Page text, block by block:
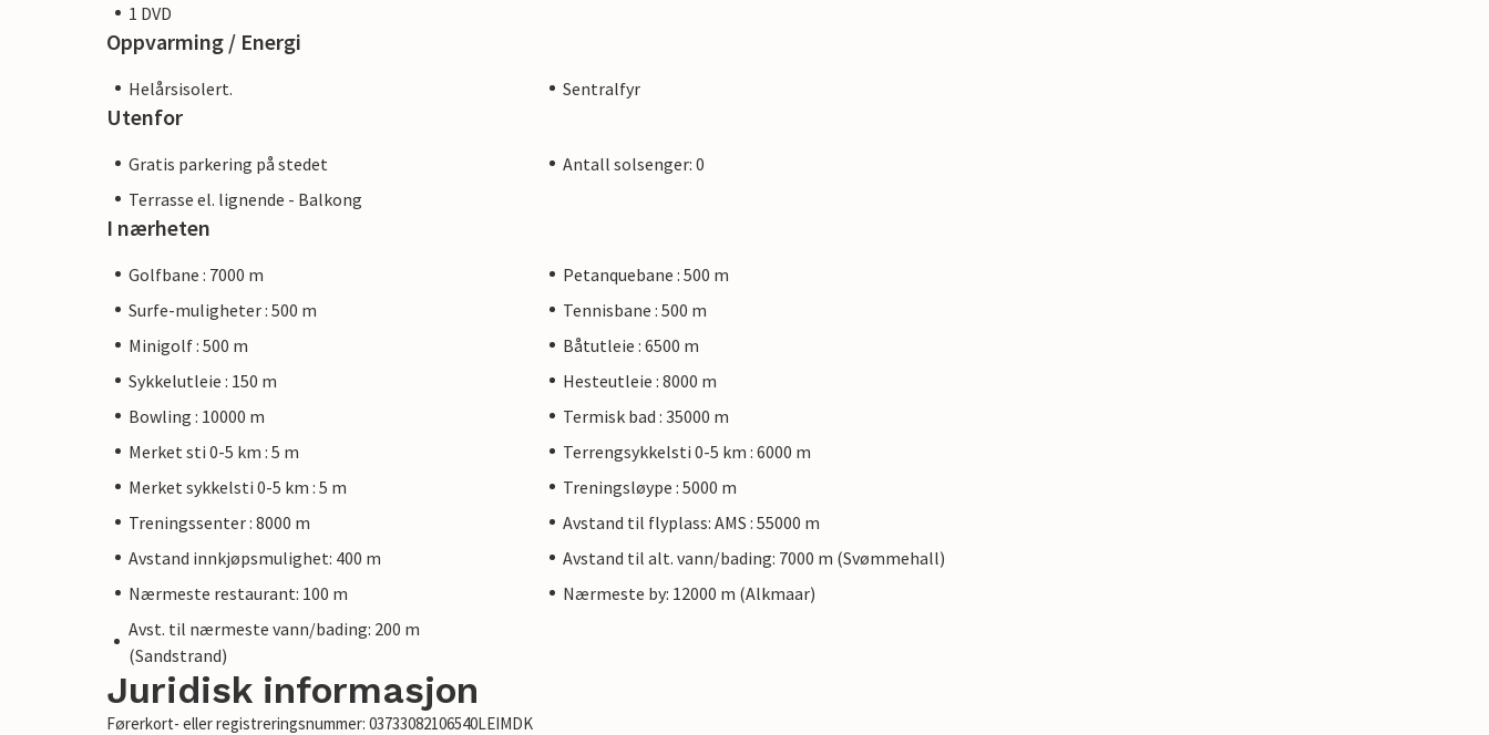
1 DVD
Oppvarming / Energi
Helårsisolert. Sentralfyr
Utenfor
Gratis parkering på stedet
Antall solsenger: 0
Terrasse el. lignende - Balkong
I nærheten
Golfbane : 7000 m
Petanquebane : 500 m
Surfe-muligheter : 500 m
Tennisbane : 500 m
Minigolf : 500 m
Båtutleie : 6500 m
Sykkelutleie : 150 m
Hesteutleie : 8000 m
Bowling : 10000 m
Termisk bad : 35000 m
Merket sti 0-5 km : 5 m
Terrengsykkelsti 0-5 km : 6000 m
Merket sykkelsti 0-5 km : 5 m
Treningsløype : 5000 m
Treningssenter : 8000 m
Avstand til flyplass: AMS : 55000 m
Avstand innkjøpsmulighet: 400 m
Avstand til alt. vann/bading: 7000 m (Svømmehall)
Nærmeste restaurant: 100 m
Nærmeste by: 12000 m (Alkmaar)
Avst. til nærmeste vann/bading: 200 m
(Sandstrand)
Juridisk informasjon
Førerkort- eller registreringsnummer: 03733082106540LEIMDK